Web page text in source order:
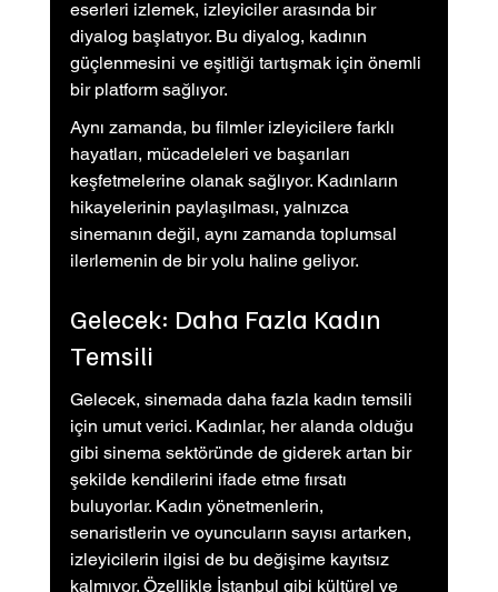
eserleri izlemek, izleyiciler arasında bir
diyalog başlatıyor. Bu diyalog, kadının
güçlenmesini ve eşitliği tartışmak için önemli
bir platform sağlıyor.
Aynı zamanda, bu filmler izleyicilere farklı
hayatları, mücadeleleri ve başarıları
keşfetmelerine olanak sağlıyor. Kadınların
hikayelerinin paylaşılması, yalnızca
sinemanın değil, aynı zamanda toplumsal
ilerlemenin de bir yolu haline geliyor.
Gelecek: Daha Fazla Kadın
Temsili
Gelecek, sinemada daha fazla kadın temsili
için umut verici. Kadınlar, her alanda olduğu
gibi sinema sektöründe de giderek artan bir
şekilde kendilerini ifade etme fırsatı
buluyorlar. Kadın yönetmenlerin,
senaristlerin ve oyuncuların sayısı artarken,
izleyicilerin ilgisi de bu değişime kayıtsız
kalmıyor. Özellikle İstanbul gibi kültürel ve